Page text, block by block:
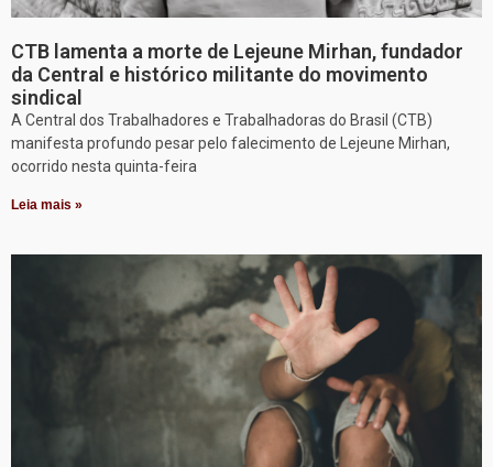
CTB lamenta a morte de Lejeune Mirhan, fundador
da Central e histórico militante do movimento
sindical
A Central dos Trabalhadores e Trabalhadoras do Brasil (CTB)
manifesta profundo pesar pelo falecimento de Lejeune Mirhan,
ocorrido nesta quinta-feira
Leia mais »